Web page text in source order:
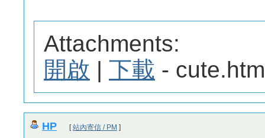
Attachments:
開啟 | 下載 -
HP [站內寄信 / PM ]